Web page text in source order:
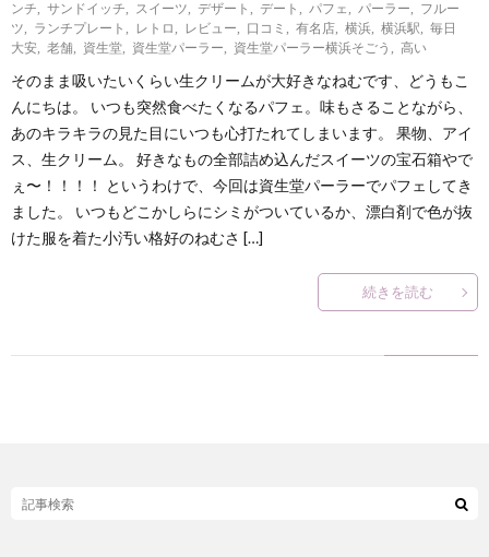
s
て
何
ンチ
サンドイッチ スイーツ デザート デート パフェ パーラー
フルー
ツ
ランチプレート レトロ レビュー 口コミ 有名店 横浜 横浜駅
毎日
大安
老舗 資生堂 資生堂パーラー 資生堂パーラー横浜そごう 高い
そのまま吸いたいくらい生クリームが大好きなねむです、どうもこ
んにちは。 いつも突然食べたくなるパフェ。味もさることながら、
あのキラキラの見た目にいつも心打たれてしまいます。 果物、アイ
ス、生クリーム。 好きなもの全部詰め込んだスイーツの宝石箱やで
ぇ〜！！！！ というわけで、今回は資生堂パーラーでパフェしてき
ました。 いつもどこかしらにシミがついているか、漂白剤で色が抜
けた服を着た小汚い格好のねむさ […]
続きを読む